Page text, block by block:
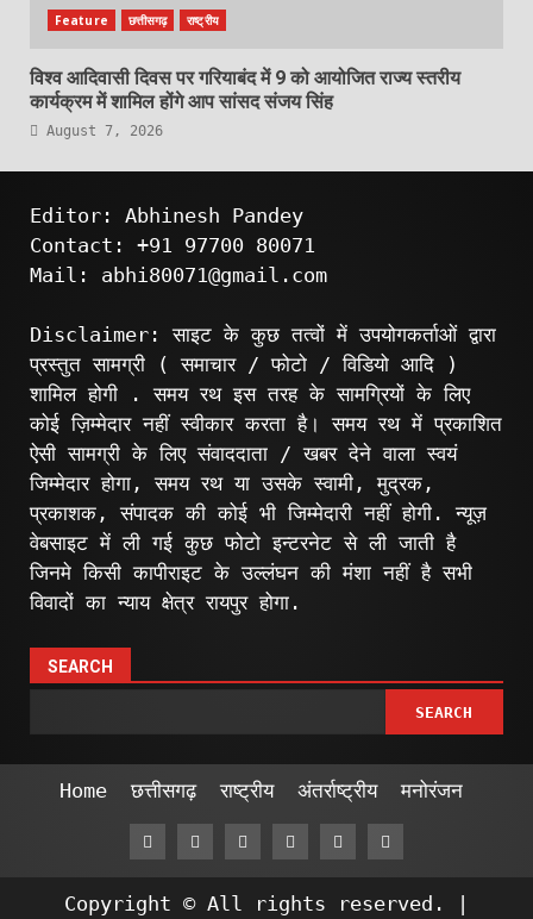
Feature छत्तीसगढ़ राष्ट्रीय
विश्व आदिवासी दिवस पर गरियाबंद में 9 को आयोजित राज्य स्तरीय
कार्यक्रम में शामिल होंगे आप सांसद संजय सिंह
August 7, 2026
Editor: Abhinesh Pandey
Contact: +91 97700 80071
Mail: abhi80071@gmail.com
Disclaimer: साइट के कुछ तत्वों में उपयोगकर्ताओं द्वारा
प्रस्तुत सामग्री ( समाचार / फोटो / विडियो आदि )
शामिल होगी . समय रथ इस तरह के सामग्रियों के लिए
कोई ज़िम्मेदार नहीं स्वीकार करता है। समय रथ में प्रकाशित
ऐसी सामग्री के लिए संवाददाता / खबर देने वाला स्वयं
जिम्मेदार होगा, समय रथ या उसके स्वामी, मुद्रक,
प्रकाशक, संपादक की कोई भी जिम्मेदारी नहीं होगी. न्यूज़
वेबसाइट में ली गई कुछ फोटो इन्टरनेट से ली जाती है
जिनमे किसी कापीराइट के उल्लंघन की मंशा नहीं है सभी
विवादों का न्याय क्षेत्र रायपुर होगा.
SEARCH
SEARCH
Home छत्तीसगढ़ राष्ट्रीय अंतर्राष्ट्रीय मनोरंजन
FacebookTwitterLinkedin
VK YoutubeInstagram
Copyright © All rights reserved.